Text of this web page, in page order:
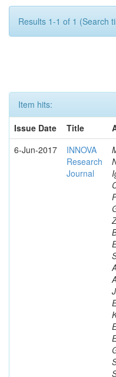
Results 1-1 of 1 (Search
Item hits:
Issue Date
Title
6-Jun-2017
INNOVA
Research
Journal